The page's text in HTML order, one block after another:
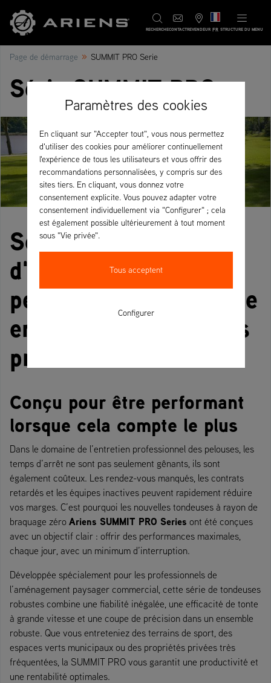
RECHERCHECONTACTREVENDEUR FR STRUCTURE DU MENU
Page de démarrage » SUMMIT PRO Serie
Série SUMMIT PRO
Série SUMMIT PRO
d'Ariens – Des
performances de pointe
en virage zéro pour les
professionnels
Conçu pour être performant
lorsque cela compte le plus
Dans le domaine de l’entretien professionnel des pelouses, les
temps d’arrêt ne sont pas seulement gênants, ils sont
également coûteux. Les rendez-vous manqués, les contrats
retardés et les équipes inactives peuvent rapidement réduire
vos marges. C’est pourquoi les nouvelles tondeuses à rayon de
braquage zéro Ariens SUMMIT PRO Series ont été conçues
avec un objectif clair : offrir des performances maximales,
chaque jour, avec un minimum d’interruption.
Développée spécialement pour les professionnels de
l’aménagement paysager commercial, cette série de tondeuses
robustes combine une fiabilité inégalée, une efficacité de tonte
à grande vitesse et une coupe de précision dans un ensemble
robuste. Que vous entreteniez des terrains de sport, des
espaces verts municipaux ou des propriétés privées très
fréquentées, la SUMMIT PRO vous garantit une productivité et
une rentabilité optimales.
Paramètres des cookies
En cliquant sur "Accepter tout", vous nous permettez
d'utiliser des cookies pour améliorer continuellement
l'expérience de tous les utilisateurs et vous offrir des
recommandations personnalisées, y compris sur des
sites tiers. En cliquant, vous donnez votre
consentement explicite. Vous pouvez adapter votre
consentement individuellement via "Configurer" ; cela
est également possible ultérieurement à tout moment
sous "Vie privée".
Tous acceptent
Configurer